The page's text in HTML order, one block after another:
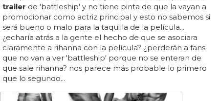
trailer de 'battleship' y no tiene pinta de que la vayan a
promocionar como actriz principal y esto no sabemos si
será bueno o malo para la taquilla de la película...
¿echaría atrás a la gente el hecho de que se asociara
claramente a rihanna con la película? ¿perderán a fans
que no van a ver 'battleship' porque no se enteran de
que sale rihanna? nos parece más probable lo primero
que lo segundo...